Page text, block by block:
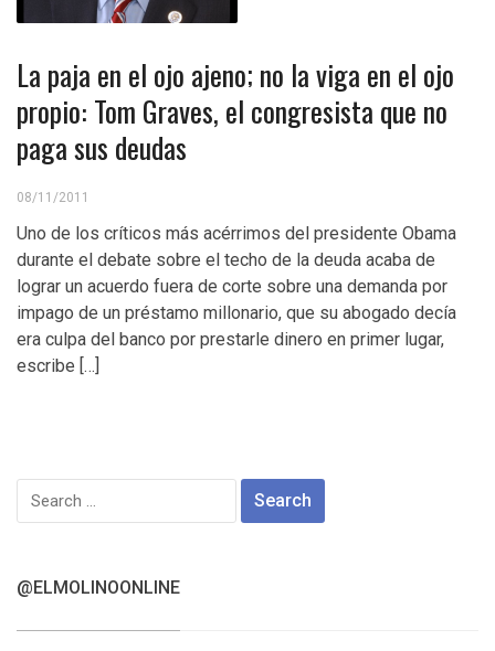
La paja en el ojo ajeno; no la viga en el ojo
propio: Tom Graves, el congresista que no
paga sus deudas
08/11/2011
Uno de los críticos más acérrimos del presidente Obama
durante el debate sobre el techo de la deuda acaba de
lograr un acuerdo fuera de corte sobre una demanda por
impago de un préstamo millonario, que su abogado decía
era culpa del banco por prestarle dinero en primer lugar,
escribe […]
Search
for:
@ELMOLINOONLINE